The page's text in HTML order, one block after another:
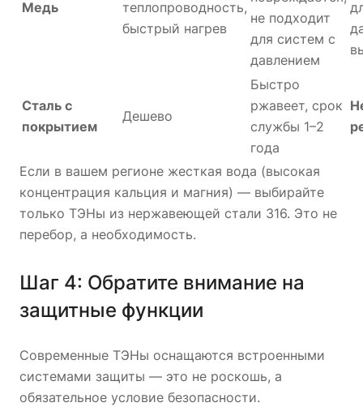
Медь
теплопроводность,
быстрый нагрев
не подходит
для систем с
давлением
Сталь с
покрытием
Дешево
Быстро
ржавеет, срок
службы 1–2
года
Если в вашем регионе жесткая вода (высокая
концентрация кальция и магния) — выбирайте
только ТЭНы из нержавеющей стали 316. Это не
перебор, а необходимость.
Шаг 4: Обратите внимание на
защитные функции
Современные ТЭНы оснащаются встроенными
системами защиты — это не роскошь, а
обязательное условие безопасности.